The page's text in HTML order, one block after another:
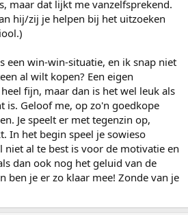
maar dat lijkt me vanzelfsprekend.
hij/zij je helpen bij het uitzoeken
een win-win-situatie, en ik snap niet
al wilt kopen? Een eigen
fijn, maar dan is het wel leuk als
is. Geloof me, op zo'n goedkope
Je speelt er met tegenzin op,
In het begin speel je sowieso
al te best is voor de motivatie en
dan ook nog het geluid van de
ben je er zo klaar mee! Zonde van je